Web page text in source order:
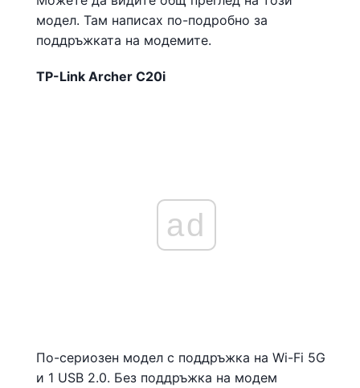
модел. Там написах по-подробно за
поддръжката на модемите.
TP-Link Archer C20i
ad
По-сериозен модел с поддръжка на Wi-Fi 5G
и 1 USB 2.0. Без поддръжка на модем